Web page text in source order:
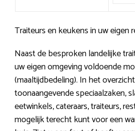
Traiteurs en keukens in uw eigen
Naast de besproken landelijke
uw eigen omgeving voldoende
(maaltijdbedeling). In het
toonaangevende speciaalzaken,
eetwinkels, cateraars, traiteurs,
mogelijk terecht kunt voor een